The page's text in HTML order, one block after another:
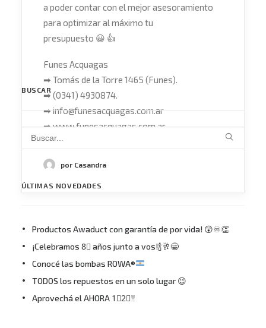
a poder contar con el mejor asesoramiento
para optimizar al máximo tu
presupuesto 😀 👍
Funes Acquagas
➡ Tomás de la Torre 1465 (Funes).
➡ (0341) 4930874.
➡ info@funesacquagas.com.ar
➡ www.funesacquagas.com.ar
por Casandra
BUSCAR
ÚLTIMAS NOVEDADES
Productos Awaduct con garantía de por vida! 😲♾👏
¡Celebramos 8⃣ años junto a vos!🍾🥂😁
Conocé las bombas ROWA®
TODOS los repuestos en un solo lugar 😉
Aprovechá el AHORA 1⃣2⃣‼